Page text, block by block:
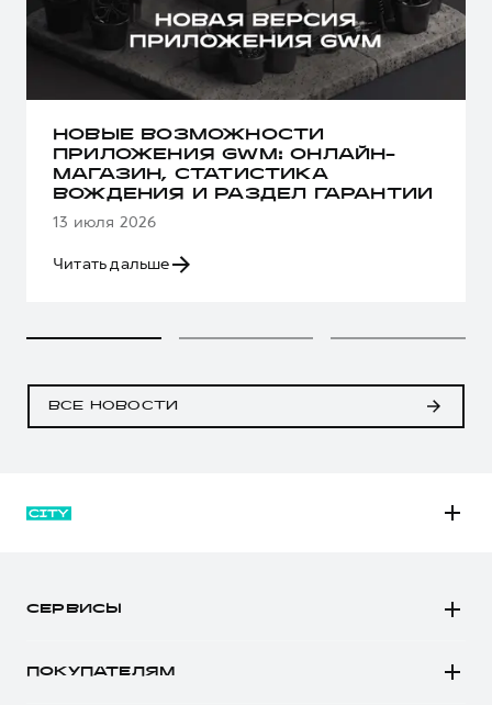
НОВЫЕ ВОЗМОЖНОСТИ
ПРИЛОЖЕНИЯ GWM: ОНЛАЙН-
МАГАЗИН, СТАТИСТИКА
ВОЖДЕНИЯ И РАЗДЕЛ ГАРАНТИИ
13 июля 2026
Читать дальше
ВСЕ НОВОСТИ
СЕРВИСЫ
ПОКУПАТЕЛЯМ